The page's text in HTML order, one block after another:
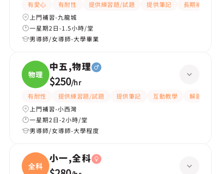
有愛心 有耐性 提供練習題/試題 提供筆記
長期補習
上門補習-九龍城
一星期2日-1.5小時/堂
男導師/女導師-大學畢業
物理
中五,物理
$250/hr
有耐性 提供練習題/試題 提供筆記 互動教學
解題思路
上門補習-小西灣
一星期2日-2小時/堂
男導師/女導師-大學程度
全科
小一,全科